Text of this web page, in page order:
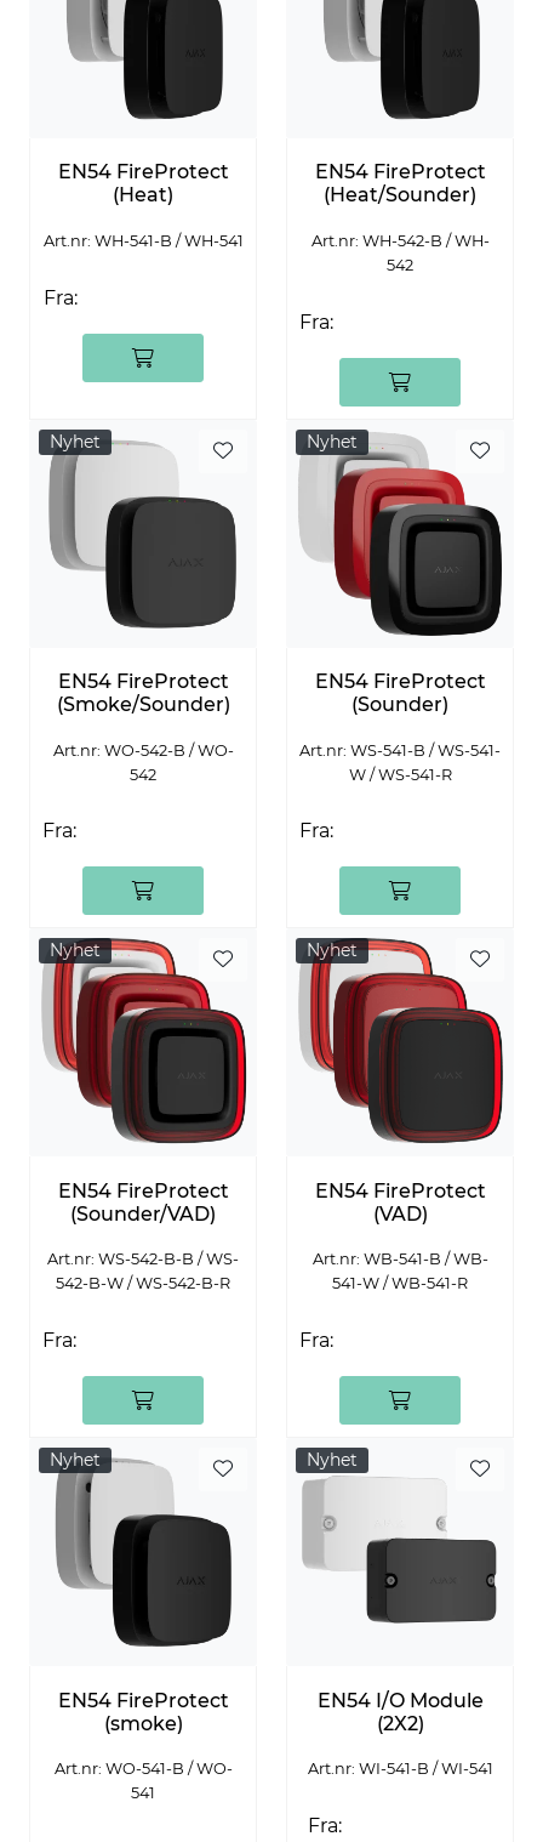
EN54 FireProtect
(Heat)
Art.nr: WH-541-B / WH-541
Fra:
EN54 FireProtect
(Heat/Sounder)
Art.nr: WH-542-B / WH-
542
Fra:
Nyhet
EN54 FireProtect
(Smoke/Sounder)
Art.nr: WO-542-B / WO-
542
Fra:
Nyhet
EN54 FireProtect
(Sounder)
Art.nr: WS-541-B / WS-541-
W / WS-541-R
Fra:
Nyhet
EN54 FireProtect
(Sounder/VAD)
Art.nr: WS-542-B-B / WS-
542-B-W / WS-542-B-R
Fra:
Nyhet
EN54 FireProtect
(VAD)
Art.nr: WB-541-B / WB-
541-W / WB-541-R
Fra:
Nyhet
EN54 FireProtect
(smoke)
Art.nr: WO-541-B / WO-
541
Nyhet
EN54 I/O Module
(2X2)
Art.nr: WI-541-B / WI-541
Fra: